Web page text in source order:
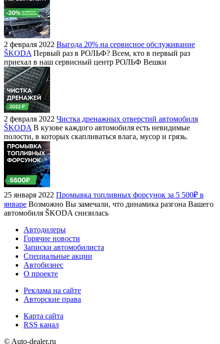
2 февраля 2022 Выгода 20% на сервисное обслуживание
ŠKODA Первый раз в РОЛЬФ? Всем, кто в первый раз
приехал в наш сервисный центр РОЛЬФ Вешки
2 февраля 2022 Чистка дренажных отверстий автомобиля
ŠKODA В кузове каждого автомобиля есть невидимые
полости, в которых скапливаться влага, мусор и грязь.
25 января 2022 Промывка топливных форсунок за 5 500₽ в
январе Возможно Вы замечали, что динамика разгона Вашего
автомобиля ŠKODA снизилась
Автодилеры
Горячие новости
Записки автомобилиста
Специальные акции
Автобизнес
О проекте
Реклама на сайте
Авторские права
Карта сайта
RSS канал
© Auto-dealer.ru